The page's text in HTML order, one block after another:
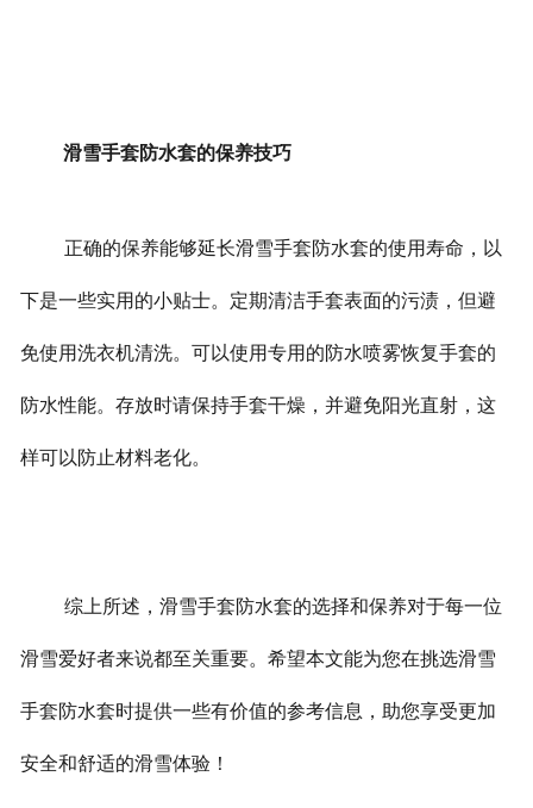
滑雪手套防水套的保养技巧
正确的保养能够延长滑雪手套防水套的使用寿命，以
下是一些实用的小贴士。 定期清洁手套表面的污渍，但避
免使用洗衣机清洗。可以使用专用的防水喷雾恢复手套的
防水性能。 存放时请保持手套干燥，并避免阳光直射，这
样可以防止材料老化。
综上所述，滑雪手套防水套的选择和保养对于每一位
滑雪爱好者来说都至关重要。希望本文能为您在挑选滑雪
手套防水套时提供一些有价值的参考信息，助您享受更加
安全和舒适的滑雪体验！